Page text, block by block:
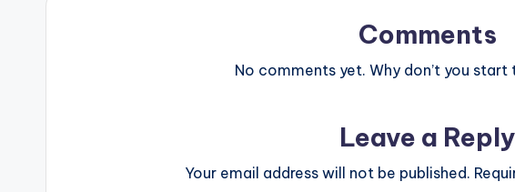
Comments
No comments yet. Why don’t you start
Leave a Reply
Your email address will not be published.